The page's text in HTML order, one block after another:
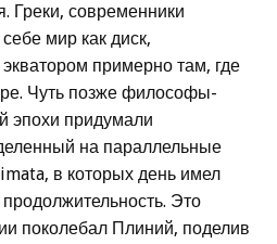
Греки, современники
мир как диск,
примерно там, где
Чуть позже философы-
эпохи придумали
на параллельные
в которых день имел
Это
поколебал Плиний, поделив